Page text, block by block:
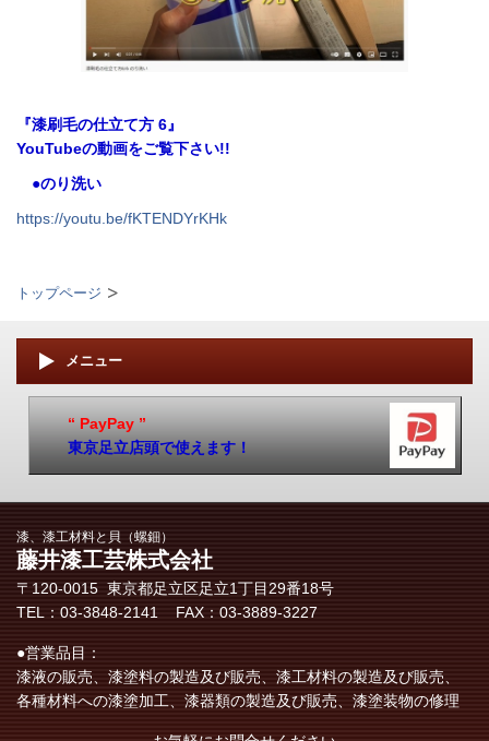
『漆刷毛の仕立て方 6』
YouTubeの動画をご覧下さい!!
●のり洗い
https://youtu.be/fKTENDYrKHk
トップページ
メニュー
“ PayPay ”
東京足立店頭で使えます！
漆、漆工材料と貝（螺鈿）
藤井漆工芸株式会社
〒120-0015 東京都足立区​足立1丁目29番18号
TEL：03-3848-2141 FAX：03-3889-3227
●営業品目：
漆液の販売、漆塗料の製造及び販売、漆工材料の製造及び販売、
各種材料への漆塗加工、漆器類の製造及び販売、漆塗装物の修理